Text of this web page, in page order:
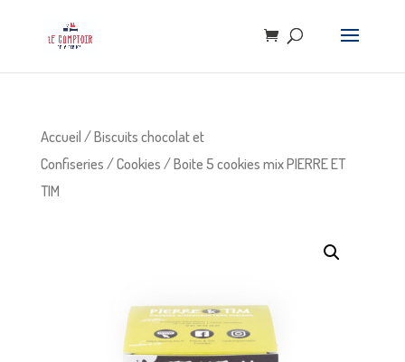
Accueil/Biscuits chocolat et
Confiseries/Cookies/ Boite 5 cookies mix PIERRE ET
TIM